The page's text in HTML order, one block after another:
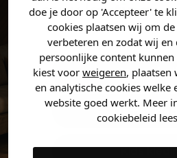
doe je door op 'Accepteer' te
cookies plaatsen wij om
verbeteren en zodat wij
persoonlijke content
kiest voor weigeren, plaatsen
en analytische cookies welke
website goed werkt. Meer
cookiebeleid
jouwkorting.
Heren
Dames
Kids